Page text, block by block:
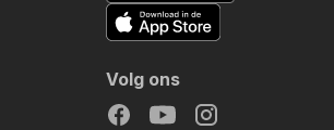
Volg ons